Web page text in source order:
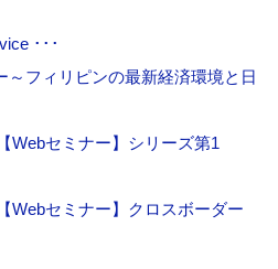
･･･
～フィリピンの最新経済環境と日
Webセミナー】シリーズ第1
Webセミナー】クロスボーダー